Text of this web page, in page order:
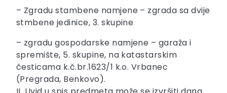
– Zgradu stambene namjene – zgrada sa dvije
stmbene jedinice, 3. skupine
– zgradu gospodarske namjene – garaža i
spremište, 5. skupine, na katastarskim
česticama k.č.br.1623/1 k.o. Vrbanec
(Pregrada, Benkovo).